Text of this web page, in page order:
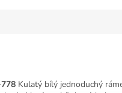
Kulatý bílý jednoduchý